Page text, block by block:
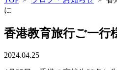
に
香港教育旅行ご一行
2024.04.25